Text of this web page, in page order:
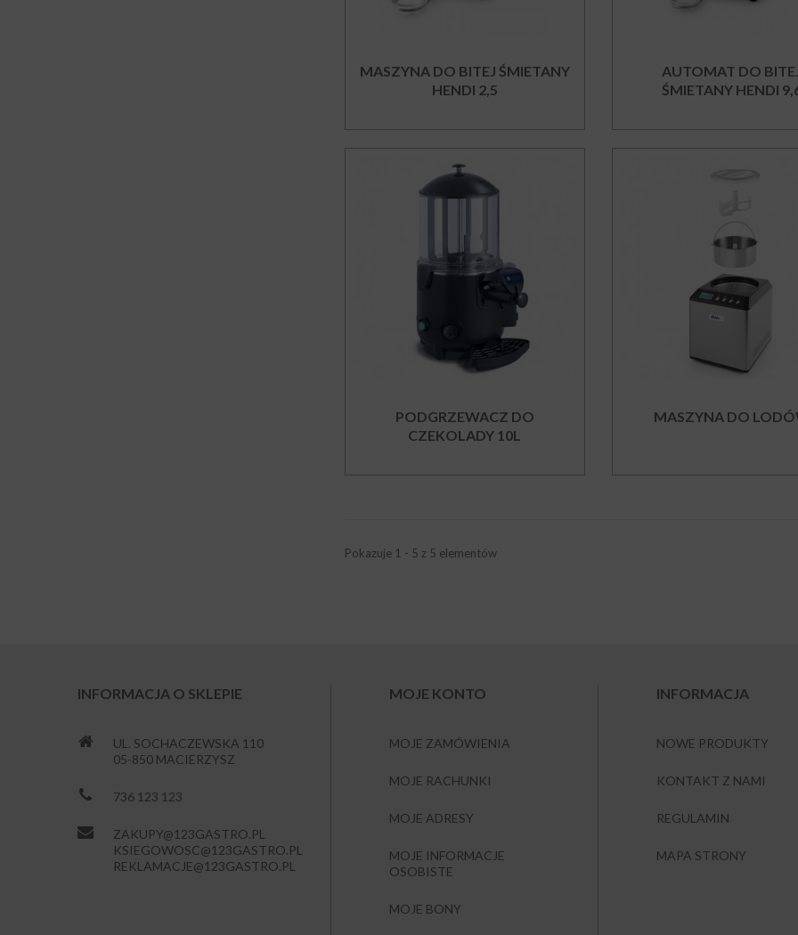
MASZYNA DO BITEJ ŚMIETANY
HENDI 2,5
AUTOMAT DO
ŚMIETANY HENDI
PODGRZEWACZ DO
CZEKOLADY 10L
MASZYNA DO
Pokazuje 1 - 5 z 5 elementów
INFORMACJA O SKLEPIE
UL. SOCHACZEWSKA 110
05-850 MACIERZYSZ
736 123 123
ZAKUPY@123GASTRO.PL
KSIEGOWOSC@123GASTRO.PL
REKLAMACJE@123GASTRO.PL
MOJE KONTO
MOJE ZAMÓWIENIA
MOJE RACHUNKI
MOJE ADRESY
MOJE INFORMACJE
OSOBISTE
MOJE BONY
INFORMACJA
NOWE PRODUKTY
KONTAKT Z NAMI
REGULAMIN
MAPA STRONY